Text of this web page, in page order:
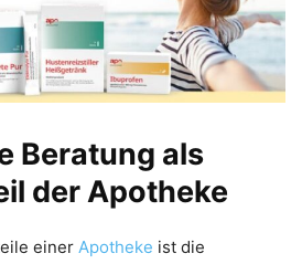
Beratung als
der Apotheke
einer Apotheke ist die